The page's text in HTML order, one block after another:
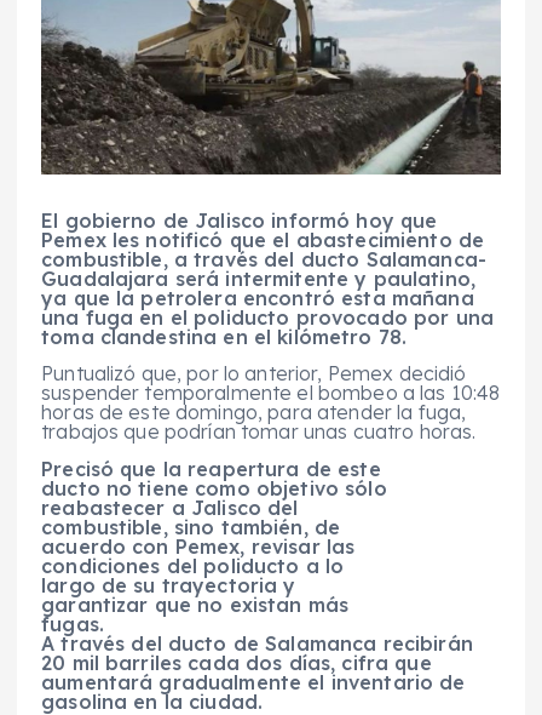
El gobierno de Jalisco informó hoy que
Pemex les notificó que el abastecimiento de
combustible, a través del ducto Salamanca-
Guadalajara será intermitente y paulatino,
ya que la petrolera encontró esta mañana
una fuga en el poliducto provocado por una
toma clandestina en el kilómetro 78.
Puntualizó que, por lo anterior, Pemex decidió
suspender temporalmente el bombeo a las 10:48
horas de este domingo, para atender la fuga,
trabajos que podrían tomar unas cuatro horas.
Precisó que la reapertura de este
ducto no tiene como objetivo sólo
reabastecer a Jalisco del
combustible, sino también, de
acuerdo con Pemex, revisar las
condiciones del poliducto a lo
largo de su trayectoria y
garantizar que no existan más
fugas.
A través del ducto de Salamanca recibirán
20 mil barriles cada dos días, cifra que
aumentará gradualmente el inventario de
gasolina en la ciudad.